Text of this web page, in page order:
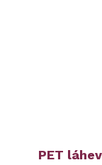
PET